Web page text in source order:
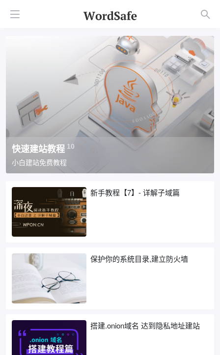
快速建站教程 10
小白建站免费教程
新手教程【7】- 详解子域篇
保护你的系统目录,建立防火墙
搭建.onion域名 达到隐私地址建站